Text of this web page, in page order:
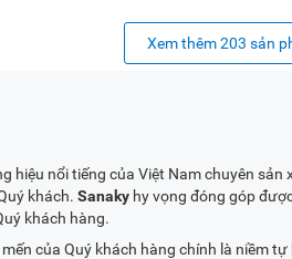
Xem thêm 203 sản
hiệu nổi tiếng của Việt Nam chuyên sản
khách. Sanaky hy vọng đóng góp
khách hàng.
của Quý khách hàng chính là niềm